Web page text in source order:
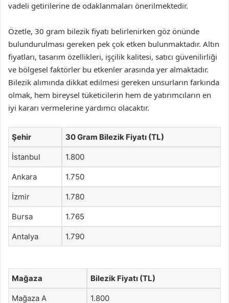
vadeli getirilerine de odaklanmaları önerilmektedir.
Özetle, 30 gram bilezik fiyatı belirlenirken göz önünde
bulundurulması gereken pek çok etken bulunmaktadır. Altın
fiyatları, tasarım özellikleri, işçilik kalitesi, satıcı güvenilirliği
ve bölgesel faktörler bu etkenler arasında yer almaktadır.
Bilezik alımında dikkat edilmesi gereken unsurların farkında
olmak, hem bireysel tüketicilerin hem de yatırımcıların en
iyi kararı vermelerine yardımcı olacaktır.
Şehir 30 Gram Bilezik Fiyatı (TL)
İstanbul 1.800
Ankara 1.750
İzmir 1.780
Bursa 1.765
Antalya 1.790
Mağaza Bilezik Fiyatı (TL)
Mağaza A 1.800